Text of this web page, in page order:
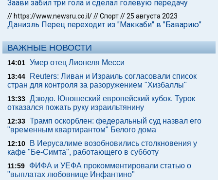
Заави забил три гола и сделал голевую передачу
// https://www.newsru.co.il///Спорт//25 августа 2023
Даниэль Перец переходит из "Маккаби" в "Баварию"
ВАЖНЫЕ НОВОСТИ
14:01 Умер отец Лионеля Месси
13:44
Reuters: Ливан и Израиль согласовали список
стран для контроля за разоружением "Хизбаллы"
13:33 Дзюдо. Юношеский европейский кубок. Турок
отказался пожать руку израильтянину
12:33 Трамп оскорблен: федеральный суд назвал его
"временным квартирантом" Белого дома
12:10
В Иерусалиме возобновились столкновения у
кафе "Бе-Симта", работающего в субботу
11:59
ФИФА и УЕФА прокомментировали статью о
"выплатах любовнице Инфантино"